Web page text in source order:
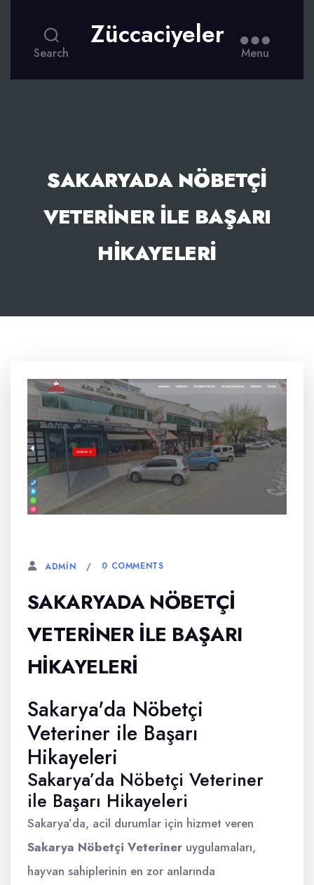
Search
Züccaciyeler
Menu
SAKARYADA NÖBETÇI
VETERINER ILE BAŞARI
HIKAYELERI
ADMIN 0 COMMENTS
SAKARYADA NÖBETÇI
VETERINER ILE BAŞARI
HIKAYELERI
Sakarya'da Nöbetçi
Veteriner ile Başarı
Hikayeleri
Sakarya’da Nöbetçi Veteriner
ile Başarı Hikayeleri
Sakarya’da, acil durumlar için hizmet veren
Sakarya Nöbetçi Veteriner uygulamaları,
hayvan sahiplerinin en zor anlarında